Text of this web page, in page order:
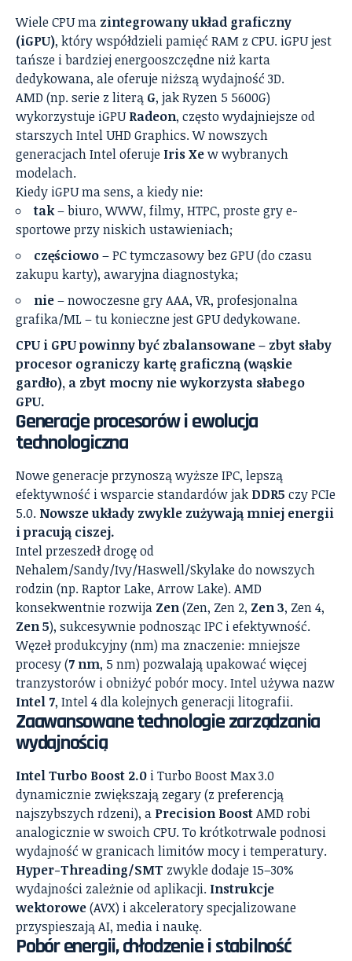
Wiele CPU ma zintegrowany układ graficzny
(iGPU), który współdzieli pamięć RAM z CPU. iGPU jest
tańsze i bardziej energooszczędne niż karta
dedykowana, ale oferuje niższą wydajność 3D.
AMD (np. serie z literą G, jak Ryzen 5 5600G)
wykorzystuje iGPURadeon, często wydajniejsze od
starszych Intel UHD Graphics. W nowszych
generacjach Intel oferuje Iris Xew wybranych
modelach.
Kiedy iGPU ma sens, a kiedy nie:
tak– biuro, WWW, filmy, HTPC, proste gry e-
sportowe przy niskich ustawieniach;
częściowo– PC tymczasowy bez GPU (do czasu
zakupu karty), awaryjna diagnostyka;
nie– nowoczesne gry AAA, VR, profesjonalna
grafika/ML – tu konieczne jest GPU dedykowane.
CPU i GPU powinny być zbalansowane – zbyt słaby
procesor ograniczy kartę graficzną (wąskie
gardło), a zbyt mocny nie wykorzysta słabego
GPU.
Generacje procesorów i ewolucja
technologiczna
Nowe generacje przynoszą wyższe IPC, lepszą
efektywność i wsparcie standardów jak DDR5 czy PCIe
5.0. Nowsze układy zwykle zużywają mniej energii
i pracują ciszej.
Intel przeszedł drogę od
Nehalem/Sandy/Ivy/Haswell/Skylake do nowszych
rodzin (np. Raptor Lake, Arrow Lake). AMD
konsekwentnie rozwija Zen(Zen, Zen 2, Zen 3, Zen 4,
Zen 5), sukcesywnie podnosząc IPC i efektywność.
Węzeł produkcyjny (nm) ma znaczenie: mniejsze
procesy (7 nm, 5 nm) pozwalają upakować więcej
tranzystorów i obniżyć pobór mocy. Intel używa nazw
Intel 7, Intel 4 dla kolejnych generacji litografii.
Zaawansowane technologie zarządzania
wydajnością
Intel Turbo Boost 2.0 i Turbo Boost Max 3.0
dynamicznie zwiększają zegary (z preferencją
najszybszych rdzeni), a Precision BoostAMD robi
analogicznie w swoich CPU. To krótkotrwale podnosi
wydajność w granicach limitów mocy i temperatury.
Hyper-Threading/SMT zwykle dodaje 15–30%
wydajności zależnie od aplikacji. Instrukcje
wektorowe(AVX) i akceleratory specjalizowane
przyspieszają AI, media i naukę.
Pobór energii, chłodzenie i stabilność